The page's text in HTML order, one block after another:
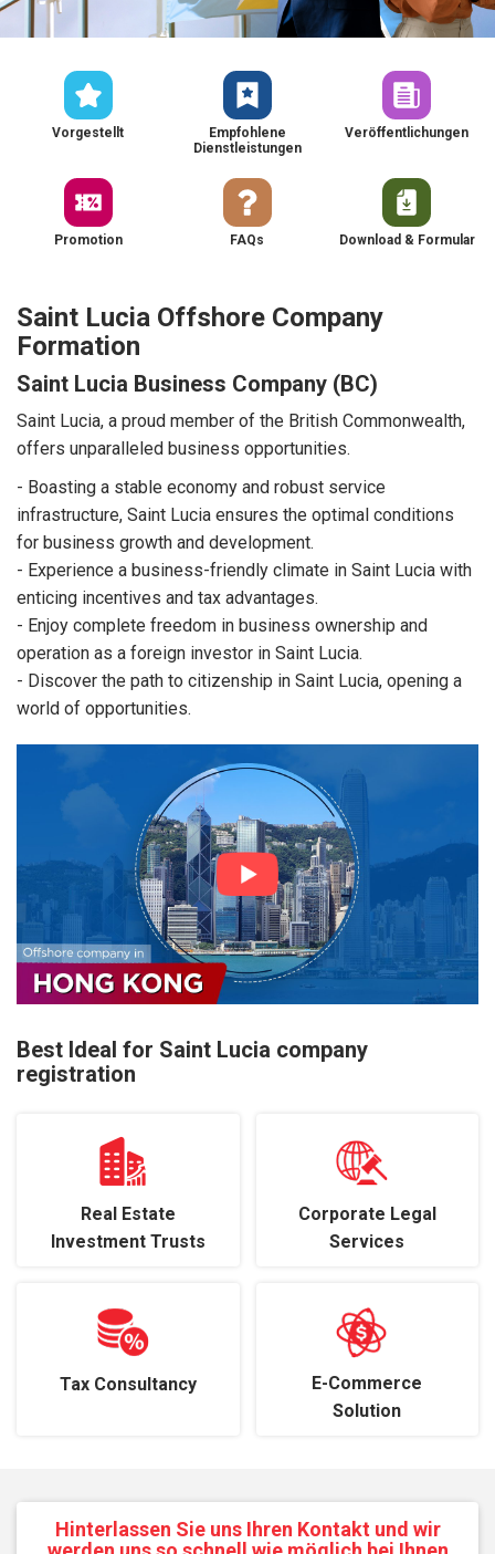
Vorgestellt
Empfohlene
Dienstleistungen
Veröffentlichungen
Promotion FAQs Download & Formular
Saint Lucia Offshore Company
Formation
Saint Lucia Business Company (BC)
Saint Lucia, a proud member of the British Commonwealth,
offers unparalleled business opportunities.
- Boasting a stable economy and robust service
infrastructure, Saint Lucia ensures the optimal conditions
for business growth and development.
- Experience a business-friendly climate in Saint Lucia with
enticing incentives and tax advantages.
- Enjoy complete freedom in business ownership and
operation as a foreign investor in Saint Lucia.
- Discover the path to citizenship in Saint Lucia, opening a
world of opportunities.
Best Ideal for Saint Lucia company
registration
Real Estate
Investment Trusts
Corporate Legal
Services
Tax Consultancy
E-Commerce
Solution
Hinterlassen Sie uns Ihren Kontakt und wir